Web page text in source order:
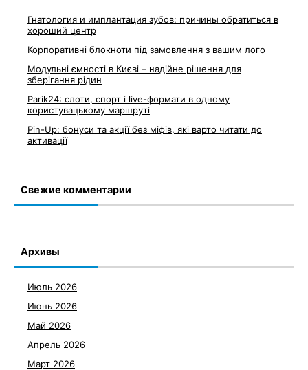
Гнатология и имплантация зубов: причины обратиться в
хороший центр
Корпоративні блокноти під замовлення з вашим лого
Модульні ємності в Києві – надійне рішення для
зберігання рідин
Parik24: слоти, спорт і live-формати в одному
користувацькому маршруті
Pin-Up: бонуси та акції без міфів, які варто читати до
активації
Свежие комментарии
Архивы
Июль 2026
Июнь 2026
Май 2026
Апрель 2026
Март 2026